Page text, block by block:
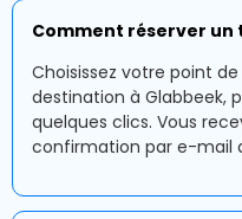
Comment réserver un
Choisissez votre point
destination à Glabbeek,
quelques clics. Vous
confirmation par e-mail